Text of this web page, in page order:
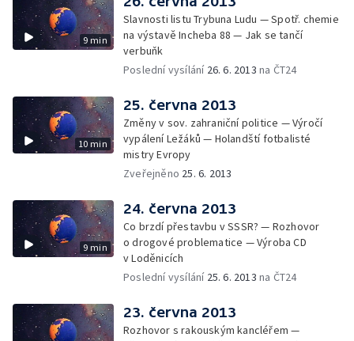
9 min
Slavnosti listu Trybuna Ludu — Spotř. chemie
na výstavě Incheba 88 — Jak se tančí
verbuňk
Poslední vysílání 26. 6. 2013 na ČT24
10 min
25. června 2013
Změny v sov. zahraniční politice — Výročí
vypálení Ležáků — Holandští fotbalisté
mistry Evropy
Zveřejněno 25. 6. 2013
9 min
24. června 2013
Co brzdí přestavbu v SSSR? — Rozhovor
o drogové problematice — Výroba CD
v Loděnicích
Poslední vysílání 25. 6. 2013 na ČT24
23. června 2013
Rozhovor s rakouským kancléřem —